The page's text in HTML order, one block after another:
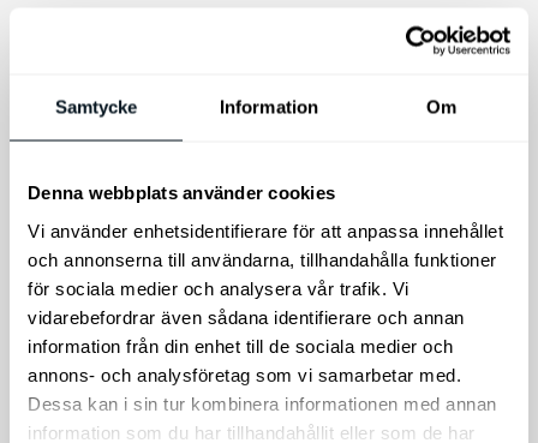
Samtycke Information Om
Denna webbplats använder cookies
Vi använder enhetsidentifierare för att anpassa innehållet
och annonserna till användarna, tillhandahålla funktioner
för sociala medier och analysera vår trafik. Vi
vidarebefordrar även sådana identifierare och annan
information från din enhet till de sociala medier och
annons- och analysföretag som vi samarbetar med.
Dessa kan i sin tur kombinera informationen med annan
information som du har tillhandahållit eller som de har
Lägg till i varukorg
Kia Nödhammare
bältesskärare.
Kia Rio Original
Textilgolvmattor,
standard
Textilmattor standard.